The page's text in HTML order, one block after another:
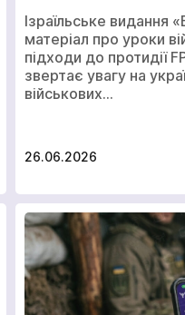
Ізраїльське видання
матеріал про уроки
підходи до протидії
звертає увагу на
військових…
26.06.2026